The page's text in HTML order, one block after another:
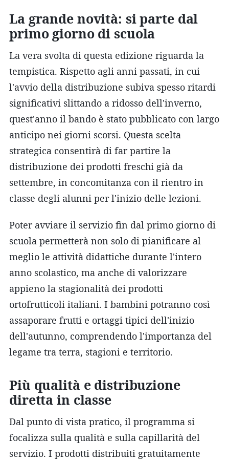
La grande novità: si parte dal
primo giorno di scuola
La vera svolta di questa edizione riguarda la
tempistica. Rispetto agli anni passati, in cui
l'avvio della distribuzione subiva spesso ritardi
significativi slittando a ridosso dell'inverno,
quest'anno il bando è stato pubblicato con largo
anticipo nei giorni scorsi. Questa scelta
strategica consentirà di far partire la
distribuzione dei prodotti freschi già da
settembre, in concomitanza con il rientro in
classe degli alunni per l'inizio delle lezioni.
Poter avviare il servizio fin dal primo giorno di
scuola permetterà non solo di pianificare al
meglio le attività didattiche durante l'intero
anno scolastico, ma anche di valorizzare
appieno la stagionalità dei prodotti
ortofrutticoli italiani. I bambini potranno così
assaporare frutti e ortaggi tipici dell'inizio
dell'autunno, comprendendo l'importanza del
legame tra terra, stagioni e territorio.
Più qualità e distribuzione
diretta in classe
Dal punto di vista pratico, il programma si
focalizza sulla qualità e sulla capillarità del
servizio. I prodotti distribuiti gratuitamente